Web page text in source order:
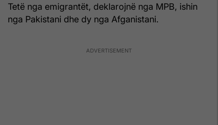
Tetë nga emigrantët, deklarojnë nga MPB, ishin
nga Pakistani dhe dy nga Afganistani.